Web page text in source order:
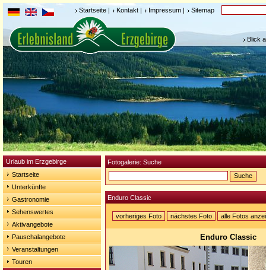
Startseite | Kontakt | Impressum | Sitemap
Blick
Urlaub im Erzgebirge
Startseite
Unterkünfte
Gastronomie
Sehenswertes
Aktivangebote
Pauschalangebote
Veranstaltungen
Touren
Fotogalerie: Suche
Enduro Classic
vorheriges Foto nächstes Foto alle Fotos
Enduro Classic